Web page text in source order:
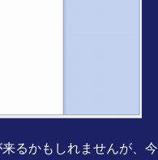
るかもしれませんが、今